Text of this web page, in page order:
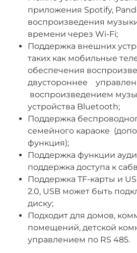
приложения Spotify,
воспроизведения
времени через Wi-Fi;
Поддержка внешних
таких как мобильные
обеспечения
двустороннее
воспроизведением
устройства Bluetooth;
Поддержка
семейного караоке
функция);
Поддержка функции
поддержка доступа к
Поддержка TF-карты и
2.0, USB может быть
диску;
Подходит для домов,
помещений, детской
управлением по RS 485.